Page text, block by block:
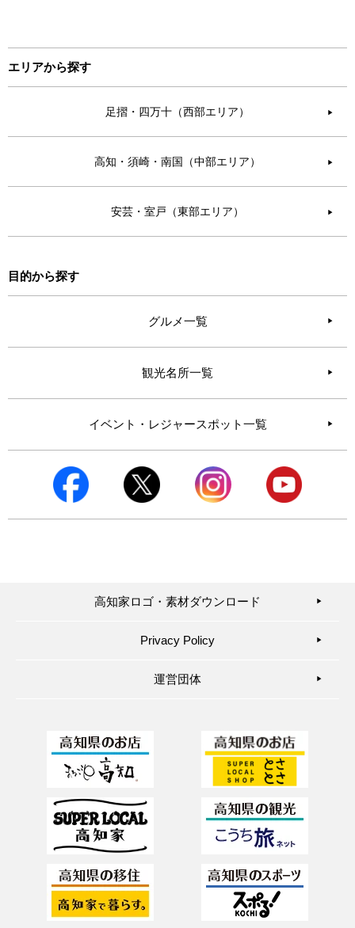
エリアから探す
足摺・四万十（西部エリア） ▶︎
高知・須崎・南国（中部エリア） ▶︎
安芸・室戸（東部エリア） ▶︎
目的から探す
グルメ一覧
観光名所一覧
イベント・レジャースポット一覧
高知家ロゴ・素材ダウンロード ▶︎
Privacy Policy ▶︎
運営団体 ▶︎